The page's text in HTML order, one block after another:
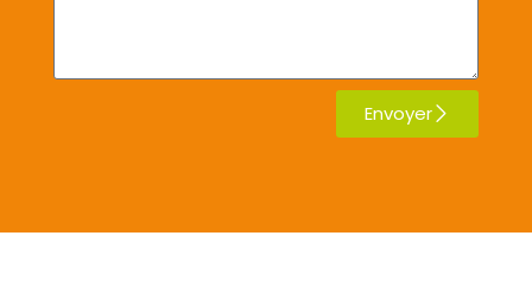
Envoyer